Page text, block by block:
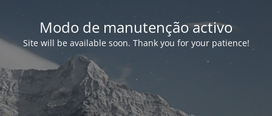
Modo de manutenção activo
Site will be available soon. Thank you for your patience!